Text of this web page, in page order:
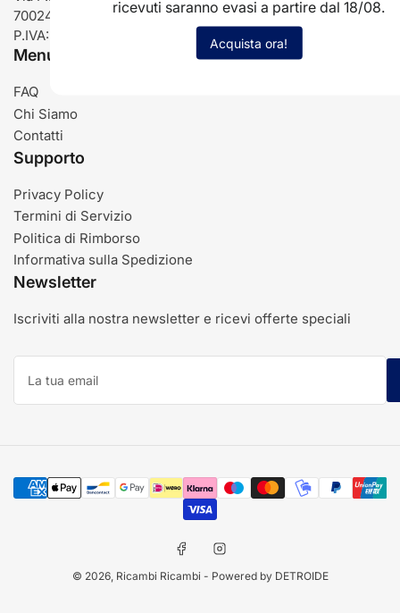
70024 Gravina in Puglia (BA)
P.IVA: IT03485840726
Menu
FAQ
Chi Siamo
Contatti
Supporto
Privacy Policy
Termini di Servizio
Politica di Rimborso
Informativa sulla Spedizione
Newsletter
Iscriviti alla nostra newsletter e ricevi offerte speciali
La
tua
Modalità
di
pagamento
FacebookInstagram
© 2026, Ricambi Ricambi - Powered by DETROIDE
ricevuti saranno evasi a partire dal 18/08.
Acquista ora!